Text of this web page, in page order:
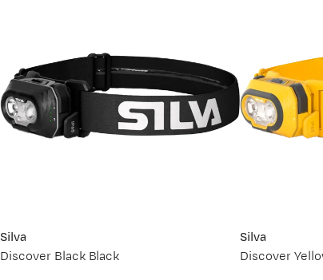
Silva
Discover Black Black
Silva
Discover